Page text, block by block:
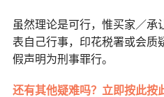
虽然理论是可行，惟买家／承
表自己行事，印花税署或会质
假声明为刑事罪行。
还有其他疑难吗？立即按此按